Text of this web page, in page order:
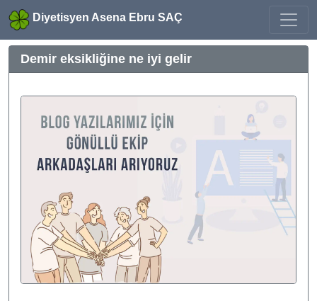
Diyetisyen Asena Ebru SAÇ
Demir eksikliğine ne iyi gelir